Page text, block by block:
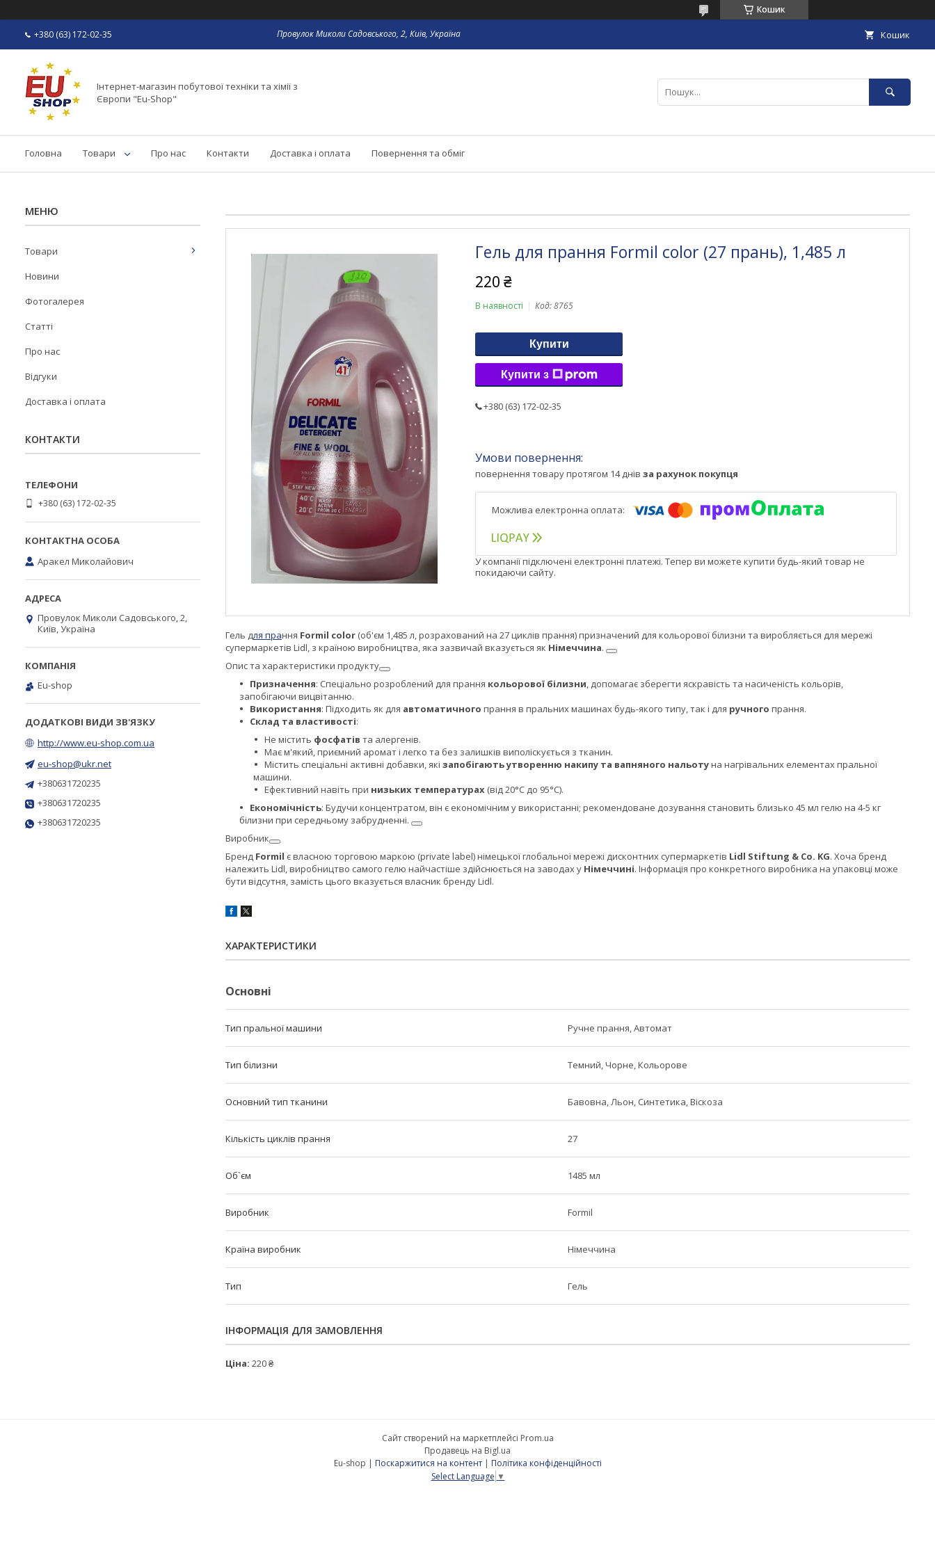
Кошик
+380 (63) 172-02-35 Провулок Миколи Садовського, 2, Київ, Україна Кошик
Інтернет-магазин побутової техніки та хімії з
Європи "Eu-Shop"
Головна Товари Про нас Контакти Доставка і оплата Повернення та обміг
Гель для прання Formil color (27 прань), 1,485 л
220 ₴
В наявності Код:8765
Купити
Купити з
+380 (63) 172-02-35
повернення товару протягом 14 днів за рахунок покупця
У компанії підключені електронні платежі. Тепер ви можете купити будь-який товар не
покидаючи сайту.
Гель для прання Formil color (об'єм 1,485 л, розрахований на 27 циклів прання) призначений для кольорової білизни та виробляється для мережі
супермаркетів Lidl, з країною виробництва, яка зазвичай вказується як Німеччина.
Опис та характеристики продукту
Призначення: Спеціально розроблений для прання кольорової білизни, допомагає зберегти яскравість та насиченість кольорів,
запобігаючи вицвітанню.
Використання: Підходить як для автоматичного прання в пральних машинах будь-якого типу, так і для ручного прання.
Склад та властивості:
Не містить фосфатів та алергенів.
Має м'який, приємний аромат і легко та без залишків виполіскується з тканин.
Містить спеціальні активні добавки, які запобігають утворенню накипу та вапняного нальотуна нагрівальних елементах пральної
машини.
Ефективний навіть при низьких температурах (від 20°C до 95°C).
Економічність: Будучи концентратом, він є економічним у використанні; рекомендоване дозування становить близько 45 мл гелю на 4-5 кг
білизни при середньому забрудненні.
Виробник
Бренд Formil є власною торговою маркою (private label) німецької глобальної мережі дисконтних супермаркетів Lidl Stiftung & Co. KG. Хоча бренд
належить Lidl, виробництво самого гелю найчастіше здійснюється на заводах у Німеччині. Інформація про конкретного виробника на упаковці може
бути відсутня, замість цього вказується власник бренду Lidl.
ХАРАКТЕРИСТИКИ
Основні
Тип пральної машини Ручне прання, Автомат
Тип білизни Темний, Чорне, Кольорове
Основний тип тканини Бавовна, Льон, Синтетика, Віскоза
Кількість циклів прання 27
Об`єм 1485 мл
Виробник Formil
Країна виробник Німеччина
Тип Гель
ІНФОРМАЦІЯ ДЛЯ ЗАМОВЛЕННЯ
Ціна: 220 ₴
Товари
Новини
Фотогалерея
Статті
Про нас
Відгуки
Доставка і оплата
КОНТАКТИ
+380 (63) 172-02-35
Аракел Миколайович
Провулок Миколи Садовського, 2,
Київ, Україна
Eu-shop
http://www.eu-shop.com.ua
eu-shop@ukr.net
+380631720235
+380631720235
+380631720235
Сайт створений на маркетплейсі Prom.ua
Продавець на Bigl.ua
Поскаржитися на контент
Політика конфіденційності
Select Language ▼